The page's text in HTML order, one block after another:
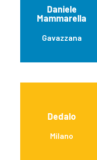
Daniele
Mammarella
Gavazzana
Dedalo
Milano